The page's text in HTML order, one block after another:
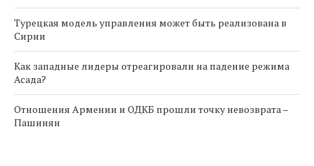
Турецкая модель управления может быть реализована в
Сирии
Как западные лидеры отреагировали на падение режима
Асада?
Отношения Армении и ОДКБ прошли точку невозврата –
Пашинян